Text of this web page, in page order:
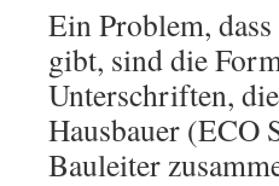
Ein Problem,
gibt, sind die
Unterschriften,
Hausbauer (ECO
Bauleiter